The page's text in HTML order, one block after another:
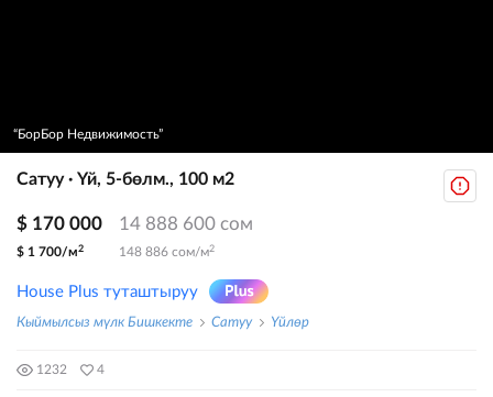
“БорБор Недвижимость”
Сатуу · Үй, 5-бөлм., 100 м2
$ 170 000 14 888 600 сом
$ 1 700/м2 148 886 сом/м2
House Plus туташтыруу
Кыймылсыз мүлк Бишкекте Сатуу Үйлөр
1232 4